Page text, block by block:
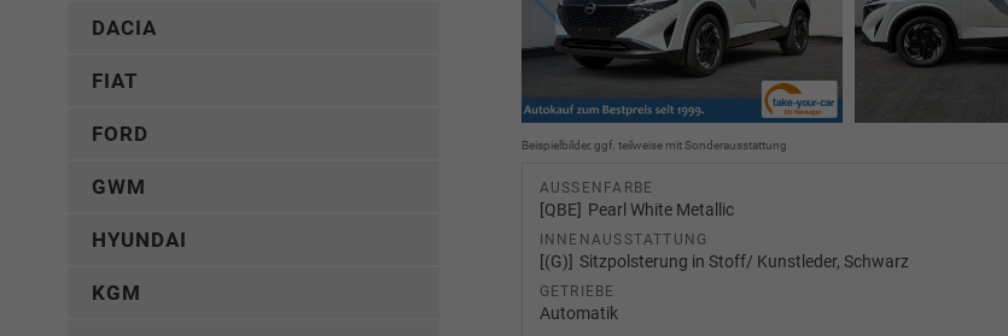
Beispielbilder, ggf. teilweise mit Sonderausstattung
AUSSENFARBE
QBE Pearl White Metallic
INNENAUSSTATTUNG
(G) Sitzpolsterung in Stoff/ Kunstleder, Schwarz
GETRIEBE
Automatik
DACIA
FIAT
FORD
GWM
HYUNDAI
KGM